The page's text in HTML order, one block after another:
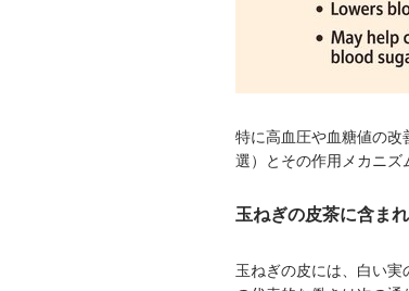
特に高血圧や血糖値の
選）とその作用メカニズ
玉ねぎの皮茶に含ま
玉ねぎの皮には、白い